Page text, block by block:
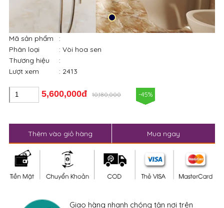
Mã sản phẩm
:
Phân loại
: Vòi hoa sen
Thương hiệu
:
Lượt xem
: 2413
5,600,000đ 10,180,000 -45%
Thêm vào giỏ hàng Mua ngay
Giao hàng nhanh chóng tận nơi trên